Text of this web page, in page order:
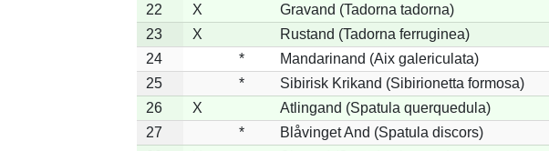
22
X
Gravand (Tadorna tadorna)
23
X
Rustand (Tadorna ferruginea)
24
*
Mandarinand (Aix galericulata)
25
*
Sibirisk Krikand (Sibirionetta formosa)
26
X
Atlingand (Spatula querquedula)
27
*
Blåvinget And (Spatula discors)